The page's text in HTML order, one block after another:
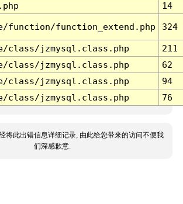
14
function/function_extend.php 324
class/jzmysql.class.php
211
class/jzmysql.class.php
62
class/jzmysql.class.php
94
class/jzmysql.class.php 76
将此出错信息详细记录, 由此给您带来的访问不便我
们深感歉意.